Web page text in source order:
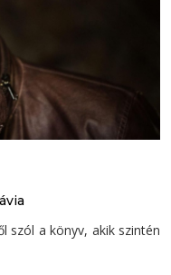
szól a könyv, akik szintén